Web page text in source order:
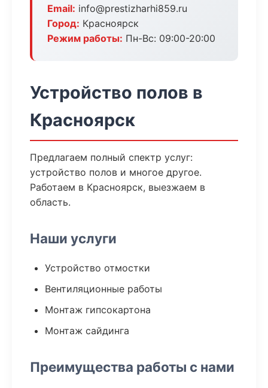
Email: info@prestizharhi859.ru
Город: Красноярск
Режим работы: Пн-Вс: 09:00-20:00
Устройство полов в
Красноярск
Предлагаем полный спектр услуг:
устройство полов и многое другое.
Работаем в Красноярск, выезжаем в
область.
Наши услуги
Устройство отмостки
Вентиляционные работы
Монтаж гипсокартона
Монтаж сайдинга
Преимущества работы с нами